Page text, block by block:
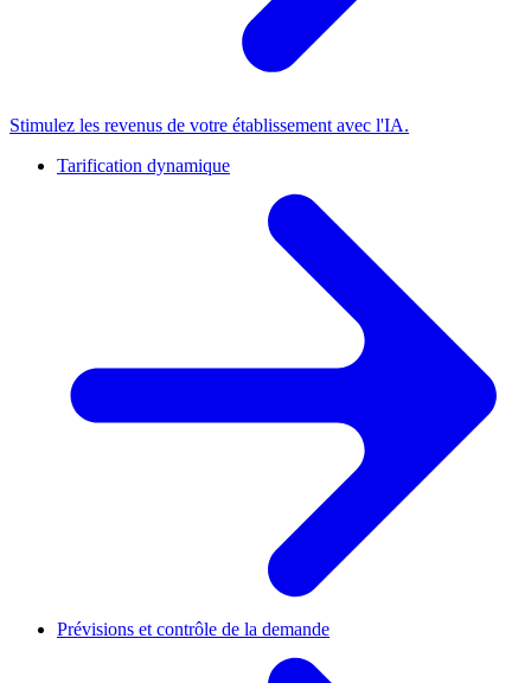
Stimulez les revenus de votre établissement avec l'IA.
Tarification dynamique
Prévisions et contrôle de la demande